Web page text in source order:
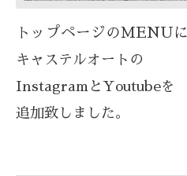
トップページのMENUに
キャステルオートの
InstagramとYoutubeを
追加致しました。